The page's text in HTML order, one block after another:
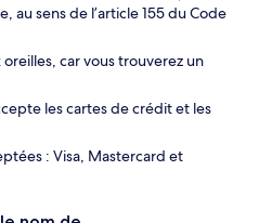
au sens de l’article 155 du Code
car vous trouverez un
les cartes de crédit et les
: Visa, Mastercard et